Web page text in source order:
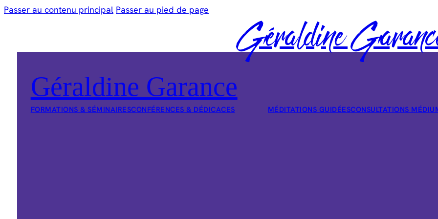
Passer au contenu principal Passer au pied de page
Géraldine
Géraldine Garance
FORMATIONS & SÉMINAIRESCONFÉRENCES & DÉDICACES MÉDITATIONS GUIDÉESCONSULTATIONS